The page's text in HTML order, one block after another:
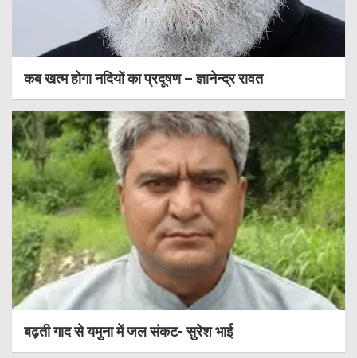
कब खत्म होगा नदियों का प्रदूषण – ज्ञानेन्द्र रावत
बढ़ती गाद से यमुना में जल संकट- सुरेश भाई